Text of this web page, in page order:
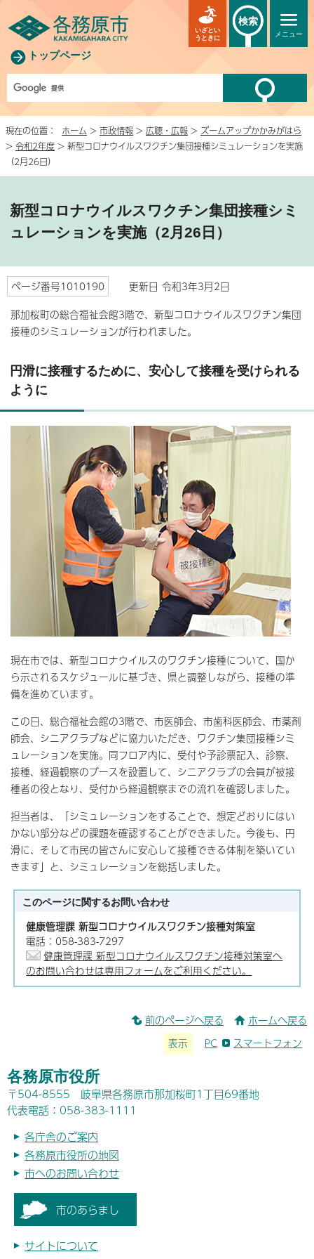
トップページ
メニュー
いざとい
うときに
検索
現在の位置： ホーム > 市政情報 > 広聴・広報 > ズームアップかかみがはら
> 令和2年度 > 新型コロナウイルスワクチン集団接種シミュレーションを実施
（2月26日）
新型コロナウイルスワクチン集団接種シミ
ュレーションを実施（2月26日）
ページ番号1010190
更新日 令和3年3月2日
那加桜町の総合福祉会館3階で、新型コロナウイルスワクチン集団
接種のシミュレーションが行われました。
円滑に接種するために、安心して接種を受けられる
ように
現在市では、新型コロナウイルスのワクチン接種について、国か
ら示されるスケジュールに基づき、県と調整しながら、接種の準
備を進めています。
この日、総合福祉会館の3階で、市医師会、市歯科医師会、市薬剤
師会、シニアクラブなどに協力いただき、ワクチン集団接種シミ
ュレーションを実施。同フロア内に、受付や予診票記入、診察、
接種、経過観察のブースを設置して、シニアクラブの会員が被接
種者の役となり、受付から経過観察までの流れを確認しました。
担当者は、「シミュレーションをすることで、想定どおりにはい
かない部分などの課題を確認することができました。今後も、円
滑に、そして市民の皆さんに安心して接種できる体制を築いてい
きます」と、シミュレーションを総括しました。
このページに関するお問い合わせ
健康管理課 新型コロナウイルスワクチン接種対策室
電話：058-383-7297
健康管理課 新型コロナウイルスワクチン接種対策室へ
のお問い合わせは専用フォームをご利用ください。
前のページへ戻る ホームへ戻る
表示 PC スマートフォン
各務原市役所
〒504-8555 岐阜県各務原市那加桜町1丁目69番地
代表電話：058-383-1111
各庁舎のご案内
各務原市役所の地図
市へのお問い合わせ
市のあらまし
サイトについて